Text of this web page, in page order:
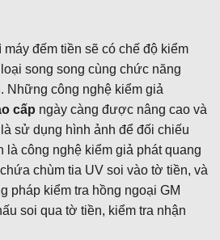
máy đếm tiền sẽ có chế độ kiểm
song song cùng chức năng
Những công nghệ kiểm giả
cấp ngày càng được nâng cao và
sử dụng hình ảnh để đối chiếu
là công nghệ kiểm giả phát quang
chùm tia UV soi vào tờ tiền, và
pháp kiểm tra hồng ngoại GM
soi qua tờ tiền, kiểm tra nhận